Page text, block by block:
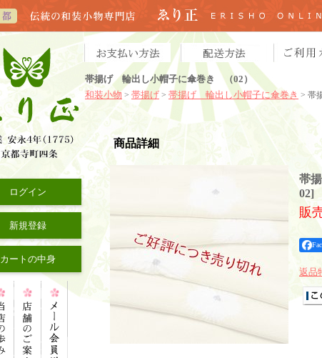
帯揚げ 輪出し小帽子に傘巻き （02）
和装小物 > 帯揚げ > 帯揚げ 輪出し小帽子に傘巻き > 帯
ログイン
新規登録
カートの中身
商品詳細
帯
02]
販
返品